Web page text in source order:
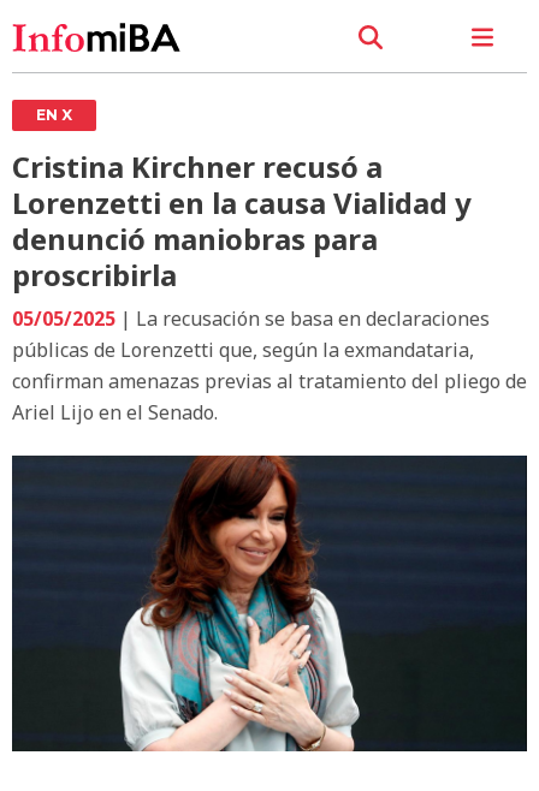
EN X
Cristina Kirchner recusó a
Lorenzetti en la causa Vialidad y
denunció maniobras para
proscribirla
05/05/2025 | La recusación se basa en declaraciones
públicas de Lorenzetti que, según la exmandataria,
confirman amenazas previas al tratamiento del pliego de
Ariel Lijo en el Senado.